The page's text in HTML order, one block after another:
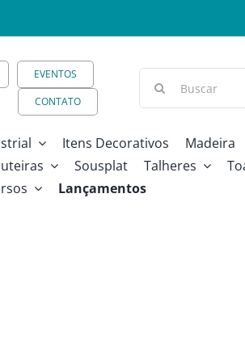
EVENTOS
CONTATO
Itens Decorativos Madeira
Sousplat Talheres
Lançamentos